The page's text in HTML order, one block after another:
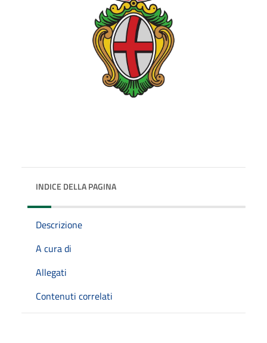
INDICE DELLA PAGINA
Descrizione
A cura di
Allegati
Contenuti correlati